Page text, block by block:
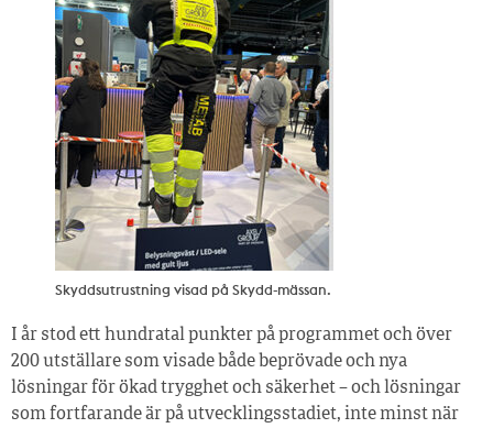
Skyddsutrustning visad på Skydd-mässan.
I år stod ett hundratal punkter på programmet och över
200 utställare som visade både beprövade och nya
lösningar för ökad trygghet och säkerhet – och lösningar
som fortfarande är på utvecklingsstadiet, inte minst när